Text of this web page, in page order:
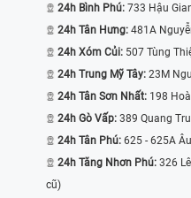
24h Bình Phú: 733 Hậu
24h Tân Hưng: 481A
24h Xóm Củi: 507 Tùng
24h Trung Mỹ Tây: 23M
24h Tân Sơn Nhất: 198
24h Gò Vấp: 389 Quang
24h Tân Phú: 625 - 625A
24h Tăng Nhơn Phú: 326
cũ)